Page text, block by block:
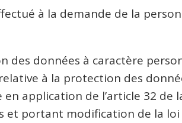
à la demande de la
données à caractère
à la protection des
application de l’article 32 de
portant modification de la loi